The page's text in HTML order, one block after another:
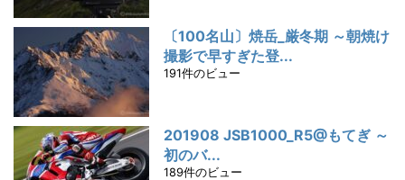
〔100名山〕焼岳_厳冬期 ～朝焼け
撮影で早すぎた登...
191件のビュー
201908 JSB1000_R5@もてぎ ～
初のバ...
189件のビュー